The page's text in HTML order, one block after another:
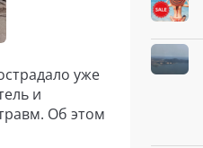
уже
и
Об этом